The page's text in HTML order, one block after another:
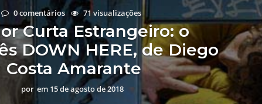
0 comentários 71 visualizações
Curta Estrangeiro: o
DOWN HERE, de Diego
Costa Amarante
por em 15 de agosto de 2018